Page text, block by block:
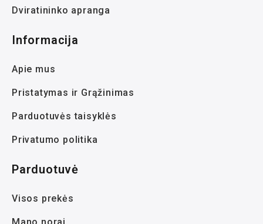
Dviratininko apranga
Informacija
Apie mus
Pristatymas ir Grąžinimas
Parduotuvės taisyklės
Privatumo politika
Parduotuvė
Visos prekės